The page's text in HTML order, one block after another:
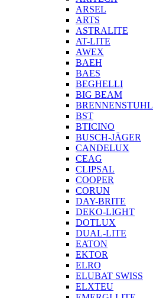
ARSEL
ARTS
ASTRALITE
AT-LITE
AWEX
BAEH
BAES
BEGHELLI
BIG BEAM
BRENNENSTUHL
BST
BTICINO
BUSCH-JÄGER
CANDELUX
CEAG
CLIPSAL
COOPER
CORUN
DAY-BRITE
DEKO-LIGHT
DOTLUX
DUAL-LITE
EATON
EKTOR
ELRO
ELUBAT SWISS
ELXTEU